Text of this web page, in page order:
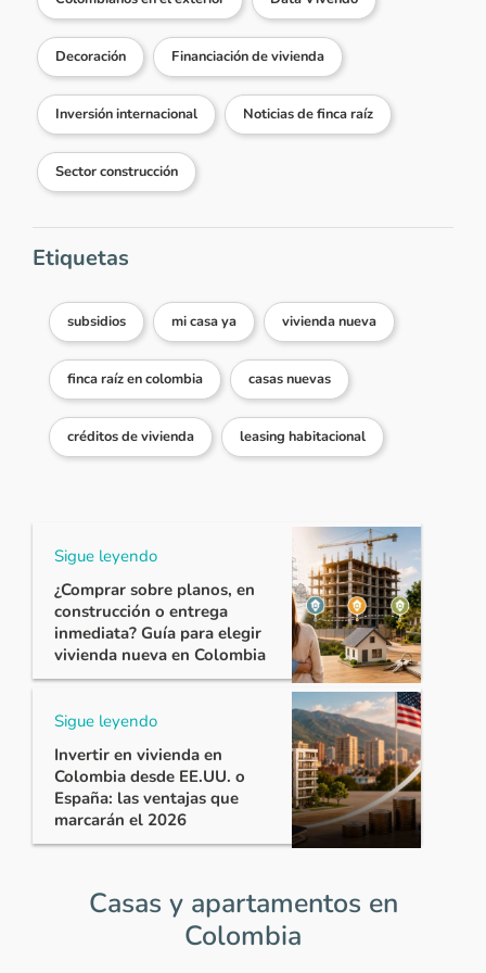
Decoración Financiación de vivienda
Inversión internacional Noticias de finca raíz
Sector construcción
Etiquetas
subsidios mi casa ya vivienda nueva
finca raíz en colombia casas nuevas
créditos de vivienda leasing habitacional
Sigue leyendo
¿Comprar sobre planos, en
construcción o entrega
inmediata? Guía para elegir
vivienda nueva en Colombia
Sigue leyendo
Invertir en vivienda en
Colombia desde EE.UU. o
España: las ventajas que
marcarán el 2026
Casas y apartamentos en
Colombia